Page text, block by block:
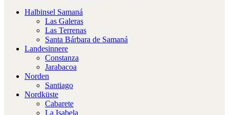
Halbinsel Samaná
Las Galeras
Las Terrenas
Santa Bárbara de Samaná
Landesinnere
Constanza
Jarabacoa
Norden
Santiago
Nordküste
Cabarete
La Isabela